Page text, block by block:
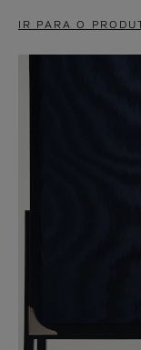
IR PARA O